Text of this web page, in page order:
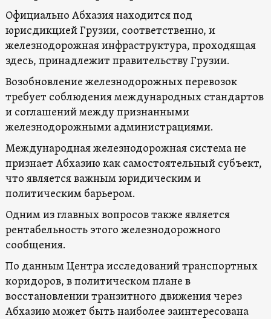
Официально Абхазия находится под
юрисдикцией Грузии, соответственно, и
железнодорожная инфраструктура, проходящая
здесь, принадлежит правительству Грузии.
Возобновление железнодорожных перевозок
требует соблюдения международных стандартов
и соглашений между признанными
железнодорожными администрациями.
Международная железнодорожная система не
признает Абхазию как самостоятельный субъект,
что является важным юридическим и
политическим барьером.
Одним из главных вопросов также является
рентабельность этого железнодорожного
сообщения.
По данным Центра исследований транспортных
коридоров, в политическом плане в
восстановлении транзитного движения через
Абхазию может быть наиболее заинтересована